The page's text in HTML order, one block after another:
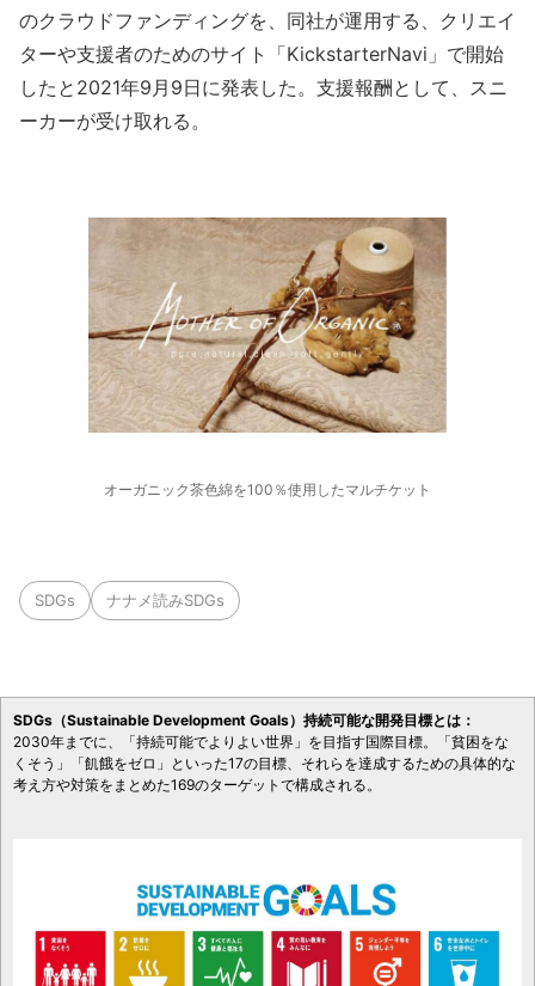
のクラウドファンディングを、同社が運用する、クリエイ
ターや支援者のためのサイト「KickstarterNavi」で開始
したと2021年9月9日に発表した。支援報酬として、スニ
ーカーが受け取れる。
オーガニック茶色綿を100％使用したマルチケット
SDGs ナナメ読みSDGs
SDGs（Sustainable Development Goals）持続可能な開発目標とは：
2030年までに、「持続可能でよりよい世界」を目指す国際目標。「貧困をな
くそう」「飢餓をゼロ」といった17の目標、それらを達成するための具体的な
考え方や対策をまとめた169のターゲットで構成される。